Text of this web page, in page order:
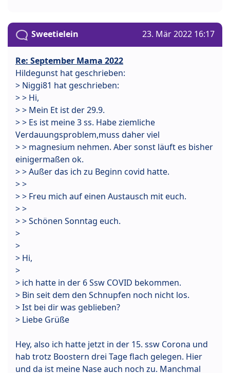
Sweetielein 23. Mär 2022 16:17
Re: September Mama 2022
Hildegunst hat geschrieben:
> Niggi81 hat geschrieben:
> > Hi,
> > Mein Et ist der 29.9.
> > Es ist meine 3 ss. Habe ziemliche
Verdauungsproblem,muss daher viel
> > magnesium nehmen. Aber sonst läuft es bisher
einigermaßen ok.
> > Außer das ich zu Beginn covid hatte.
> >
> > Freu mich auf einen Austausch mit euch.
> >
> > Schönen Sonntag euch.
>
>
> Hi,
>
> ich hatte in der 6 Ssw COVID bekommen.
> Bin seit dem den Schnupfen noch nicht los.
> Ist bei dir was geblieben?
> Liebe Grüße
Hey, also ich hatte jetzt in der 15. ssw Corona und
hab trotz Boostern drei Tage flach gelegen. Hier
und da ist meine Nase auch noch zu. Manchmal